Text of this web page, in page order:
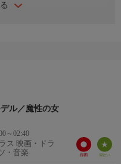
ルの世界を題材とした小説
女性キャストを抱え、思い
身も客を取って、執筆どこ
のはけ口としての存在であ
客の一人にサラの正体がバ
デル／魔性の女
～02:40
ス 映画・ドラ
・音楽